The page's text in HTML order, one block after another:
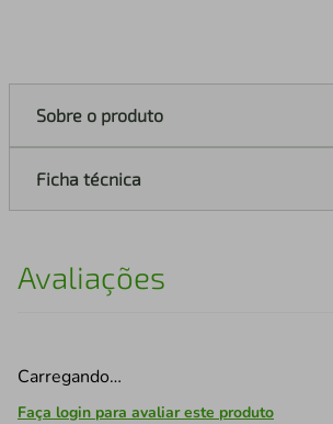
Sobre o produto
Ficha técnica
Avaliações
Carregando…
Faça login para avaliar este produto